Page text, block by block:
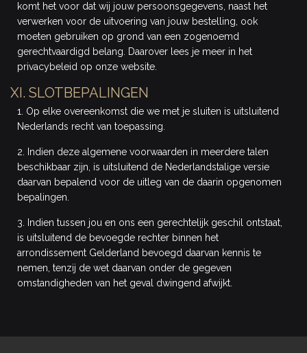
komt het voor dat wij jouw persoonsgegevens, naast het
verwerken voor de uitvoering van jouw bestelling, ook
moeten gebruiken op grond van een zogenoemd
gerechtvaardigd belang. Daarover lees je meer in het
privacybeleid op onze website.
XI. SLOTBEPALINGEN
1. Op elke overeenkomst die we met je sluiten is uitsluitend
Nederlands recht van toepassing.
2. Indien deze algemene voorwaarden in meerdere talen
beschikbaar zijn, is uitsluitend de Nederlandstalige versie
daarvan bepalend voor de uitleg van de daarin opgenomen
bepalingen.
3. Indien tussen jou en ons een gerechtelijk geschil ontstaat,
is uitsluitend de bevoegde rechter binnen het
arrondissement Gelderland bevoegd daarvan kennis te
nemen, tenzij de wet daarvan onder de gegeven
omstandigheden van het geval dwingend afwijkt.